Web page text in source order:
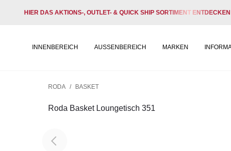
HIER DAS AKTIONS-, OUTLET- & QUICK SHIP SORTIMENT ENTDECKEN
INNENBEREICH AUSSENBEREICH MARKEN
RODA / BASKET
Roda Basket Loungetisch 351